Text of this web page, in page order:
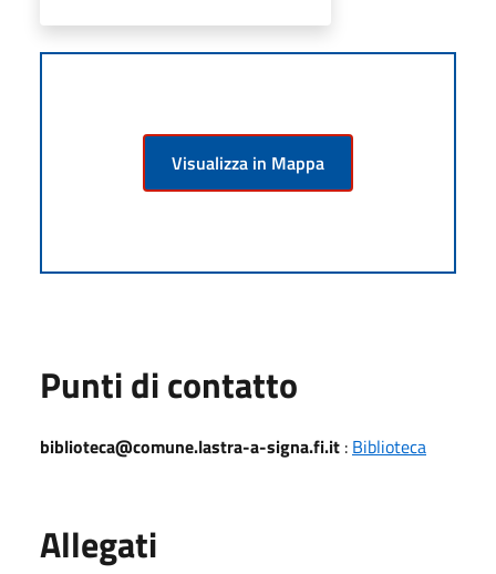
Visualizza in Mappa
Punti di contatto
biblioteca@comune.lastra-a-signa.fi.it : Biblioteca
Allegati